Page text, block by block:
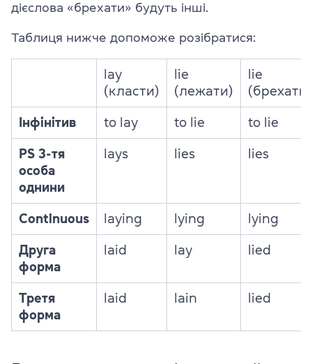
дієслова «брехати» будуть інші.
Таблиця нижче допоможе розібратися:
lay
(класти)
lie
(лежати)
lie
(брехати)
Інфінітив to lay to lie to lie
PS 3-тя
особа
однини
lays lies lies
Continuous laying lying lying
Друга
форма
laid lay lied
Третя
форма
laid lain lied